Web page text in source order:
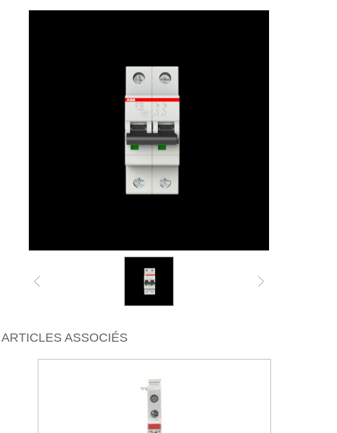
ARTICLES ASSOCIÉS